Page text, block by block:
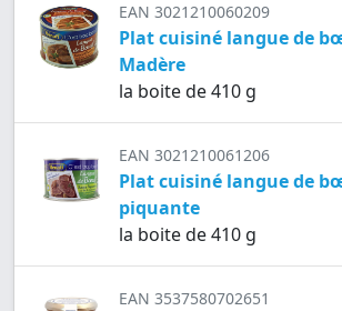
EAN 3021210060209
Plat cuisiné langue de
Madère
la boite de 410 g
EAN 3021210061206
Plat cuisiné langue de
piquante
la boite de 410 g
EAN 3537580702651